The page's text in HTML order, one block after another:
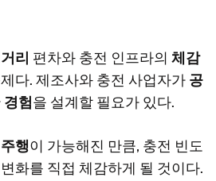
리 편차와 충전 인프라의 체감
다. 제조사와 충전 사업자가 공
경험을 설계할 필요가 있다.
주행이 가능해진 만큼, 충전 빈도
변화를 직접 체감하게 될 것이다.